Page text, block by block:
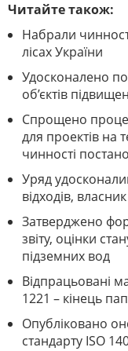
Читайте також:
Набрали
лісах України
Удосконалено
об’єктів
Спрощено
для проектів на
чинності
Уряд
відходів,
Затверджено
звіту, оцінки
підземних вод
Відпрацьовані
1221 – кінець
Опубліковано
стандарту ISO